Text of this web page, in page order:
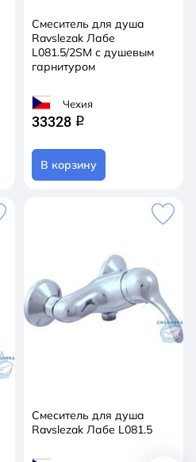
Смеситель для душа
Ravslezak Лабе
L081.5/2SM с душевым
гарнитуром
Чехия
33328 q
В корзину
Смеситель для душа
Ravslezak Лабе L081.5